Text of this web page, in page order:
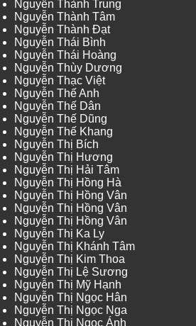
Nguyễn Thành Trung
Nguyễn Thành Tâm
Nguyễn Thành Đạt
Nguyễn Thái Bình
Nguyễn Thái Hoàng
Nguyễn Thùy Dương
Nguyễn Thạc Việt
Nguyễn Thế Anh
Nguyễn Thế Dân
Nguyễn Thế Dũng
Nguyễn Thế Khang
Nguyễn Thị Bích
Nguyễn Thị Hương
Nguyễn Thị Hải Tâm
Nguyễn Thị Hồng Hà
Nguyễn Thị Hồng Vân
Nguyễn Thị Hồng Vân
Nguyễn Thị Hồng Vân
Nguyễn Thị Ka Ly
Nguyễn Thị Khánh Tâm
Nguyễn Thị Kim Thoa
Nguyễn Thị Lệ Sương
Nguyễn Thị Mỹ Hạnh
Nguyễn Thị Ngọc Hân
Nguyễn Thị Ngọc Nga
Nguyễn Thị Ngọc Ánh